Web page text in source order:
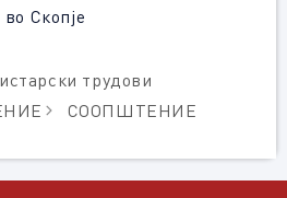
Скопје
трудови
СООПШТЕНИЕ